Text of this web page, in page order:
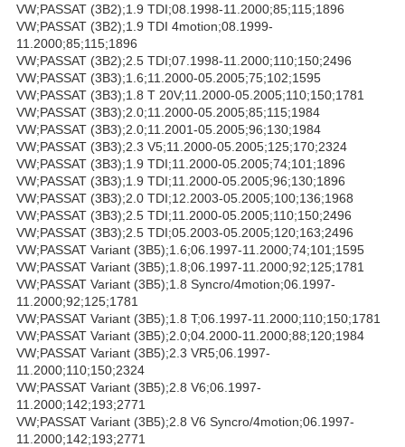
VW;PASSAT (3B2);1.9 TDI;08.1998-11.2000;85;115;1896
VW;PASSAT (3B2);1.9 TDI 4motion;08.1999-
11.2000;85;115;1896
VW;PASSAT (3B2);2.5 TDI;07.1998-11.2000;110;150;2496
VW;PASSAT (3B3);1.6;11.2000-05.2005;75;102;1595
VW;PASSAT (3B3);1.8 T 20V;11.2000-05.2005;110;150;1781
VW;PASSAT (3B3);2.0;11.2000-05.2005;85;115;1984
VW;PASSAT (3B3);2.0;11.2001-05.2005;96;130;1984
VW;PASSAT (3B3);2.3 V5;11.2000-05.2005;125;170;2324
VW;PASSAT (3B3);1.9 TDI;11.2000-05.2005;74;101;1896
VW;PASSAT (3B3);1.9 TDI;11.2000-05.2005;96;130;1896
VW;PASSAT (3B3);2.0 TDI;12.2003-05.2005;100;136;1968
VW;PASSAT (3B3);2.5 TDI;11.2000-05.2005;110;150;2496
VW;PASSAT (3B3);2.5 TDI;05.2003-05.2005;120;163;2496
VW;PASSAT Variant (3B5);1.6;06.1997-11.2000;74;101;1595
VW;PASSAT Variant (3B5);1.8;06.1997-11.2000;92;125;1781
VW;PASSAT Variant (3B5);1.8 Syncro/4motion;06.1997-
11.2000;92;125;1781
VW;PASSAT Variant (3B5);1.8 T;06.1997-11.2000;110;150;1781
VW;PASSAT Variant (3B5);2.0;04.2000-11.2000;88;120;1984
VW;PASSAT Variant (3B5);2.3 VR5;06.1997-
11.2000;110;150;2324
VW;PASSAT Variant (3B5);2.8 V6;06.1997-
11.2000;142;193;2771
VW;PASSAT Variant (3B5);2.8 V6 Syncro/4motion;06.1997-
11.2000;142;193;2771